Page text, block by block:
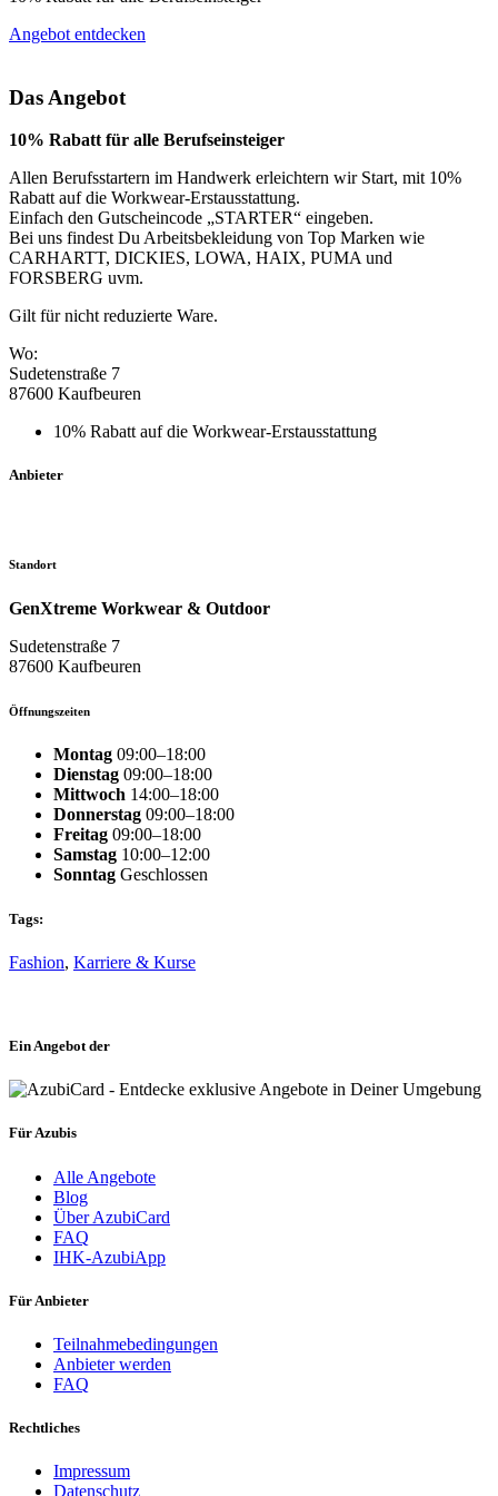
Angebot entdecken
Das Angebot
10% Rabatt für alle Berufseinsteiger
Allen Berufsstartern im Handwerk erleichtern wir Start, mit 10%
Rabatt auf die Workwear-Erstausstattung.
Einfach den Gutscheincode „STARTER“ eingeben.
Bei uns findest Du Arbeitsbekleidung von Top Marken wie
CARHARTT, DICKIES, LOWA, HAIX, PUMA und
FORSBERG uvm.
Gilt für nicht reduzierte Ware.
Wo:
Sudetenstraße 7
87600 Kaufbeuren
10% Rabatt auf die Workwear-Erstausstattung
Anbieter
Standort
GenXtreme Workwear & Outdoor
Sudetenstraße 7
87600 Kaufbeuren
Öffnungszeiten
Montag 09:00–18:00
Dienstag 09:00–18:00
Mittwoch 14:00–18:00
Donnerstag 09:00–18:00
Freitag 09:00–18:00
Samstag 10:00–12:00
Sonntag Geschlossen
Tags:
Fashion, Karriere & Kurse
Ein Angebot der
Für Azubis
Alle Angebote
Blog
Über AzubiCard
FAQ
IHK-AzubiApp
Für Anbieter
Teilnahmebedingungen
Anbieter werden
FAQ
Rechtliches
Impressum
Datenschutz